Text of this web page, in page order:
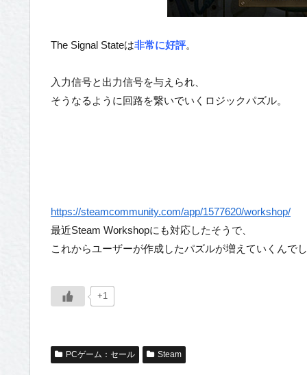
The Signal Stateは非常に好評。
入力信号と出力信号を与えられ、
そうなるように回路を繋いでいくロジックパズル。
https://steamcommunity.com/app/1577620/workshop/
最近Steam Workshopにも対応したそうで、
これからユーザーが作成したパズルが増えていくんで
+1
PCゲーム：セール Steam